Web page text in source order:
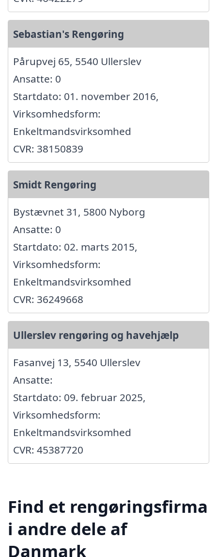
Sebastian's Rengøring
Pårupvej 65, 5540 Ullerslev
Ansatte: 0
Startdato: 01. november 2016,
Virksomhedsform:
Enkeltmandsvirksomhed
CVR: 38150839
Smidt Rengøring
Bystævnet 31, 5800 Nyborg
Ansatte: 0
Startdato: 02. marts 2015,
Virksomhedsform:
Enkeltmandsvirksomhed
CVR: 36249668
Ullerslev rengøring og havehjælp
Fasanvej 13, 5540 Ullerslev
Ansatte:
Startdato: 09. februar 2025,
Virksomhedsform:
Enkeltmandsvirksomhed
CVR: 45387720
Find et rengøringsfirma
i andre dele af
Danmark